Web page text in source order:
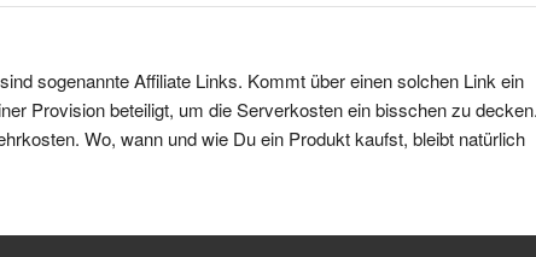
sogenannte Affiliate Links. Kommt über einen solchen Link ein
Provision beteiligt, um die Serverkosten ein bisschen zu decken.
Wo, wann und wie Du ein Produkt kaufst, bleibt natürlich